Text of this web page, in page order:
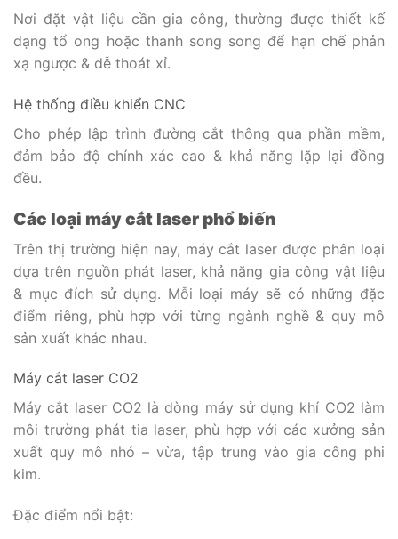
Nơi đặt vật liệu cần gia công, thường được thiết kế
dạng tổ ong hoặc thanh song song để hạn chế phản
xạ ngược & dễ thoát xỉ.
Hệ thống điều khiển CNC
Cho phép lập trình đường cắt thông qua phần mềm,
đảm bảo độ chính xác cao & khả năng lặp lại đồng
đều.
Các loại máy cắt laser phổ biến
Trên thị trường hiện nay, máy cắt laser được phân loại
dựa trên nguồn phát laser, khả năng gia công vật liệu
& mục đích sử dụng. Mỗi loại máy sẽ có những đặc
điểm riêng, phù hợp với từng ngành nghề & quy mô
sản xuất khác nhau.
Máy cắt laser CO2
Máy cắt laser CO2 là dòng máy sử dụng khí CO2 làm
môi trường phát tia laser, phù hợp với các xưởng sản
xuất quy mô nhỏ – vừa, tập trung vào gia công phi
kim.
Đặc điểm nổi bật: